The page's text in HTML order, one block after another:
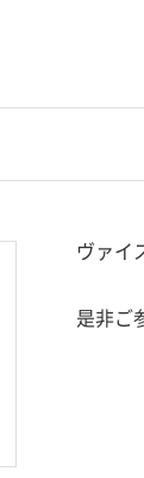
ヴァイ
是非ご